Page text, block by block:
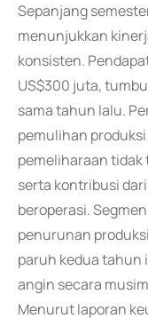
Sepanjang
menunjukkan
konsisten.
US$300 juta,
sama tahun lalu.
pemulihan
pemeliharaan
serta kontribusi
beroperasi.
penurunan
paruh kedua tahun
angin secara
Menurut laporan